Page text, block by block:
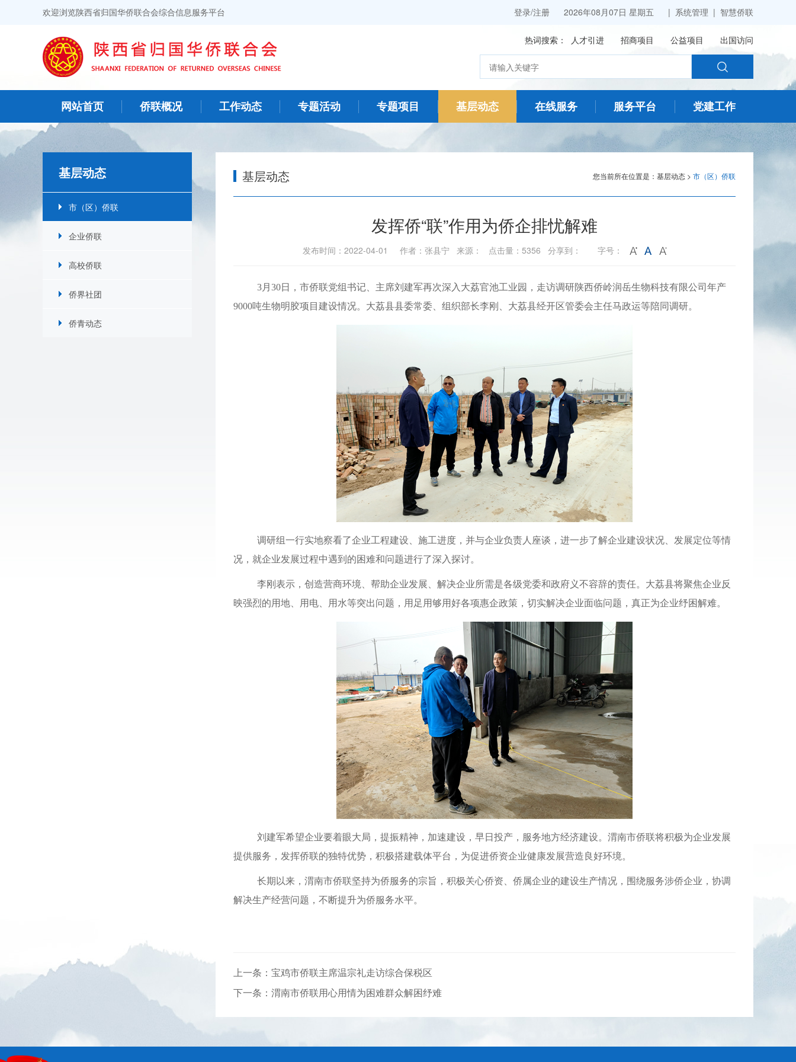
欢迎浏览陕西省归国华侨联合会综合信息服务平台 登录/注册 2026年08月07日 星期五 | 系统管理 | 智慧侨联
热词搜索： 人才引进 招商项目 公益项目 出国访问
网站首页 侨联概况 工作动态 专题活动 专题项目 基层动态 在线服务 服务平台 党建工作
基层动态
市（区）侨联
企业侨联
高校侨联
侨界社团
侨青动态
基层动态 您当前所在位置是： 基层动态 > 市（区）侨联
发挥侨“联”作用为侨企排忧解难
发布时间：2022-04-01 作者：张县宁 来源： 点击量：5356 分享到： 字号：
3月30日，市侨联党组书记、主席刘建军再次深入大荔官池工业园，走访调研陕西侨岭润岳生物科技有限公司年产
9000吨生物明胶项目建设情况。大荔县县委常委、组织部长李刚、大荔县经开区管委会主任马政运等陪同调研。
调研组一行实地察看了企业工程建设、 施工进度，并与企业负责人座谈，进一步了解企业建设状况、发展定位等情
况，就企业发展过程中遇到的困难和问题进行了深入探讨。
李刚表示 ，创造营商环境、帮助企业发展、解决企业所需是各级党委和政府义不容辞的责任。 大荔县将聚焦企业反
映强烈的用地、用电、用水等突出问题，用足用够用好各项惠企政策， 切实解决企业面临问题， 真正为企业纾困解难。
刘建军希望企业要着眼大局，提振精神，加速建设，早日投产，服务地方经济建设。渭南市侨联将积极为企业发展
提供服务，发挥侨联的独特优势，积极搭建载体平台，为促进侨资企业健康发展营造良好环境。
长期 以来， 渭南市侨联坚持为侨服务的宗旨，积极关心侨资、侨属企业的建设生产情况 ，围绕服务涉侨企业，协调
解决生产经营问题，不断提升为侨服务水平。
上一条：宝鸡市侨联主席温宗礼走访综合保税区
下一条：渭南市侨联用心用情为困难群众解困纾难